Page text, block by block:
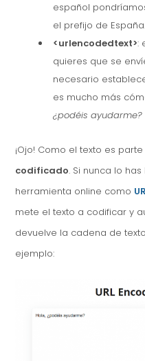
español
el prefijo de España.
<urlencodedtext>:
quieres que se
necesario
es mucho más
¿podéis ayudarme?
¡Ojo! Como el texto es parte
codificado. Si nunca lo
herramienta online como
mete el texto a codificar y
devuelve la cadena de texto
ejemplo: